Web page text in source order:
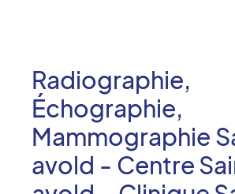
Radiographie,
Échographie,
Mammographie
avold - Centre